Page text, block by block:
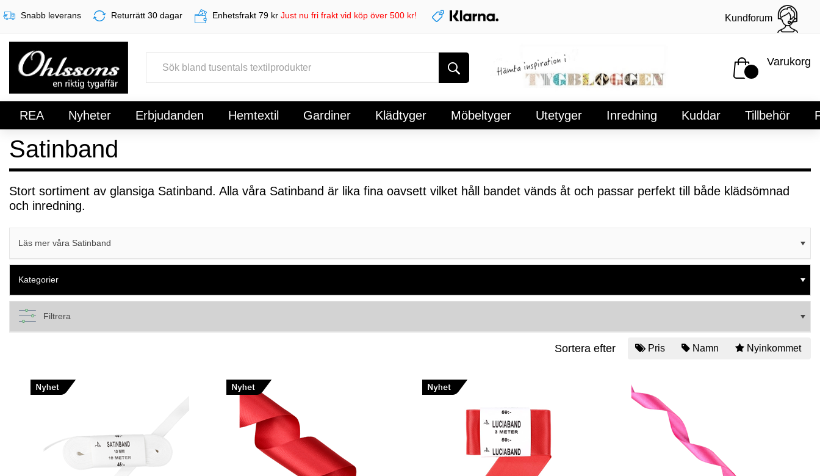
Snabb leverans Returrätt 30 dagar Enhetsfrakt 79 kr Just nu fri frakt vid köp över 500 kr! Kundforum
Varukorg
REA Nyheter Erbjudanden Hemtextil Gardiner Klädtyger Möbeltyger Utetyger Inredning Kuddar Tillbehör
Register Sign In
Satinband
Stort sortiment av glansiga Satinband. Alla våra Satinband är lika fina oavsett vilket håll bandet vänds åt och passar perfekt till både klädsömnad
och inredning.
Läs mer våra Satinband
Kategorier
Filtrera
Sortera efter Pris Namn Nyinkommet